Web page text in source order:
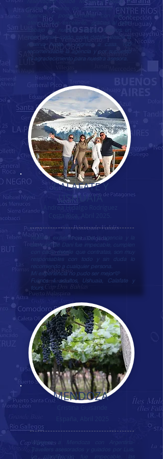
primer momento de contactarme con la
agencia y posteriormente con ella la
atención fue excelente, gracias al gran
trabajo de nuestra asesora tuvimos un
viaje Genial, cuido cada detalle desde la
reserva hasta el regreso a casa, 100
recomendable la agencia y por supuesto
mi agradecimiento para nuestra asesora.
CALAFATE Y
USHUAIA
Andrea Hidalgo Rodríguez
Costa Rica,
Nuestra experiencia con la agencia y la
atención de Dani fue impecable, cumplen
con cada detalle que contratas, son muy
responsables con todo y sin duda lo
recomiendo a cualquier persona.
Mi experiencia no pudo ser mejor🩵
Fuimos 4 adultos, Ushuaia, Calafate y
tours.
MENDOZA
Viajamos a Mendoza con Argentina-
Travellers asesorados y guiados por Luis.
La planificación fue impecable, las